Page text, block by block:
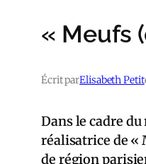
« Meufs
Écrit parElisabeth Petit
Dans le cadre
réalisatrice de «
de région